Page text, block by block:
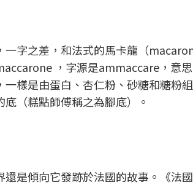
字之差，和法式的馬卡龍（
，字源是ammaccare，意
一樣是由蛋白、杏仁粉、砂糖和糖粉
（糕點師傅稱之為腳底）。
是傾向它發跡於法國的故事。《法